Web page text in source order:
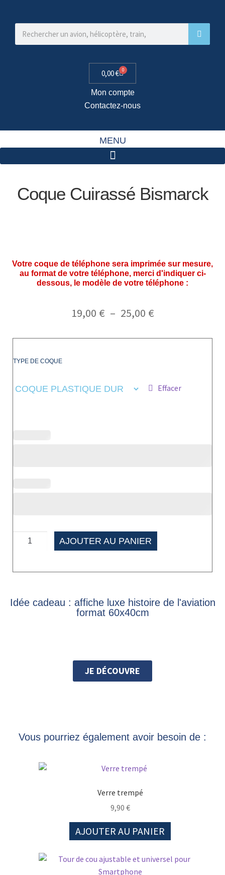
0,00€ 0
Mon compte
Contactez-nous
MENU
Coque Cuirassé Bismarck
Votre coque de téléphone sera imprimée sur mesure,
au format de votre téléphone, merci d'indiquer ci-
dessous, le modèle de votre téléphone :
19,00 € – 25,00 €
TYPE DE COQUE
Effacer
AJOUTER AU PANIER
Idée cadeau : affiche luxe histoire de l'aviation
format 60x40cm
JE DÉCOUVRE
Vous pourriez également avoir besoin de :
Verre trempé
9,90 €
AJOUTER AU PANIER